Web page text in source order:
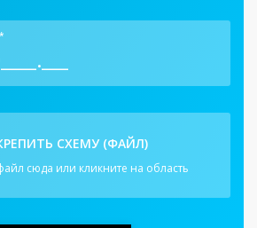
СХЕМУ (ФАЙЛ)
сюда или кликните на область